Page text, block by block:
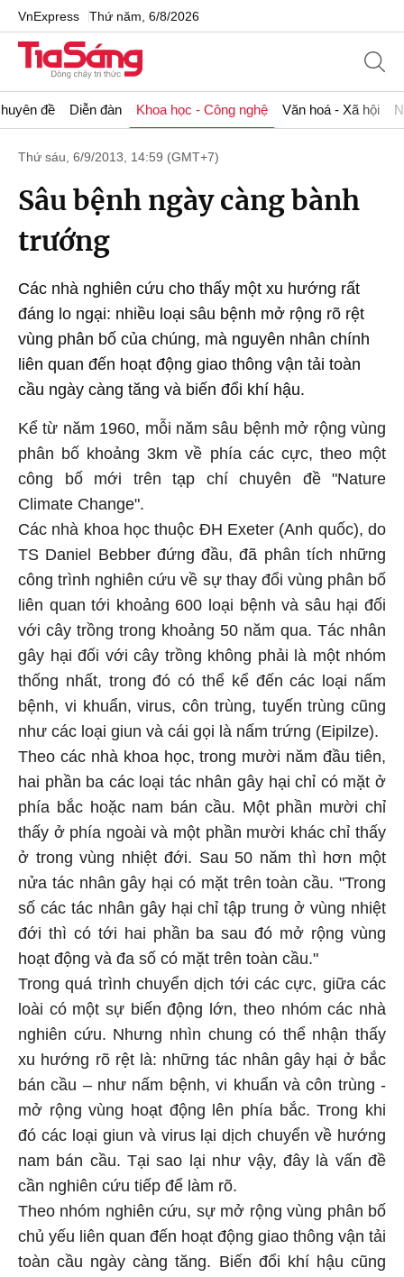
VnExpress Thứ năm, 6/8/2026
đề Diễn đàn Khoa học - Công nghệ Văn hoá - Xã hội
Thứ sáu, 6/9/2013, 14:59 (GMT+7)
Sâu bệnh ngày càng bành
trướng
Các nhà nghiên cứu cho thấy một xu hướng rất
đáng lo ngại: nhiều loại sâu bệnh mở rộng rõ rệt
vùng phân bố của chúng, mà nguyên nhân chính
liên quan đến hoạt động giao thông vận tải toàn
cầu ngày càng tăng và biến đổi khí hậu.
Kể từ năm 1960, mỗi năm sâu bệnh mở rộng vùng
phân bố khoảng 3km về phía các cực, theo một
công bố mới trên tạp chí chuyên đề "Nature
Climate Change".
Các nhà khoa học thuộc ĐH Exeter (Anh quốc), do
TS Daniel Bebber đứng đầu, đã phân tích những
công trình nghiên cứu về sự thay đổi vùng phân bố
liên quan tới khoảng 600 loại bệnh và sâu hại đối
với cây trồng trong khoảng 50 năm qua. Tác nhân
gây hại đối với cây trồng không phải là một nhóm
thống nhất, trong đó có thể kể đến các loại nấm
bệnh, vi khuẩn, virus, côn trùng, tuyến trùng cũng
như các loại giun và cái gọi là nấm trứng (Eipilze).
Theo các nhà khoa học, trong mười năm đầu tiên,
hai phần ba các loại tác nhân gây hại chỉ có mặt ở
phía bắc hoặc nam bán cầu. Một phần mười chỉ
thấy ở phía ngoài và một phần mười khác chỉ thấy
ở trong vùng nhiệt đới. Sau 50 năm thì hơn một
nửa tác nhân gây hại có mặt trên toàn cầu. "Trong
số các tác nhân gây hại chỉ tập trung ở vùng nhiệt
đới thì có tới hai phần ba sau đó mở rộng vùng
hoạt động và đa số có mặt trên toàn cầu."
Trong quá trình chuyển dịch tới các cực, giữa các
loài có một sự biến động lớn, theo nhóm các nhà
nghiên cứu. Nhưng nhìn chung có thể nhận thấy
xu hướng rõ rệt là: những tác nhân gây hại ở bắc
bán cầu – như nấm bệnh, vi khuẩn và côn trùng -
mở rộng vùng hoạt động lên phía bắc. Trong khi
đó các loại giun và virus lại dịch chuyển về hướng
nam bán cầu. Tại sao lại như vậy, đây là vấn đề
cần nghiên cứu tiếp để làm rõ.
Theo nhóm nghiên cứu, sự mở rộng vùng phân bố
chủ yếu liên quan đến hoạt động giao thông vận tải
toàn cầu ngày càng tăng. Biến đổi khí hậu cũng